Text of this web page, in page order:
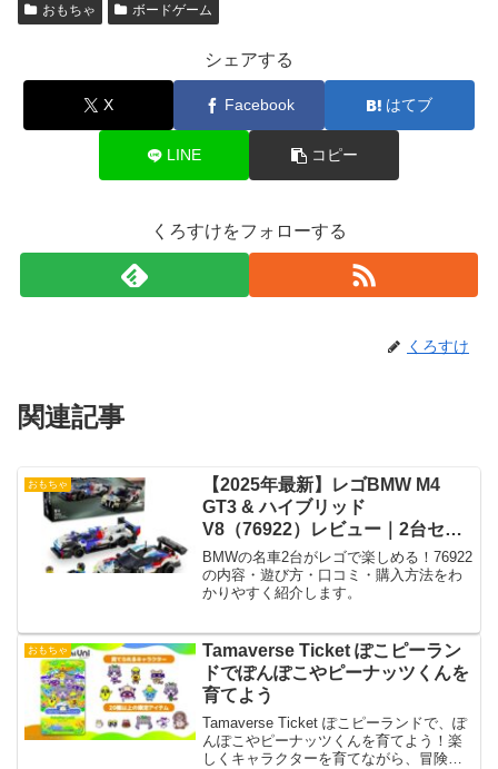
おもちゃ ボードゲーム
シェアする
X Facebook はてブ
LINE コピー
くろすけをフォローする
くろすけ
関連記事
おもちゃ
【2025年最新】レゴBMW M4
GT3 & ハイブリッド
V8（76922）レビュー｜2台セッ
トの魅力を徹底紹介！
BMWの名車2台がレゴで楽しめる！76922
の内容・遊び方・口コミ・購入方法をわ
かりやすく紹介します。
おもちゃ
Tamaverse Ticket ぽこピーラン
ドでぽんぽこやピーナッツくんを
育てよう
Tamaverse Ticket ぽこピーランドで、ぽ
んぽこやピーナッツくんを育てよう！楽
しくキャラクターを育てながら、冒険と